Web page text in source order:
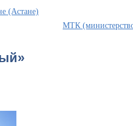
(Астане)
МТК